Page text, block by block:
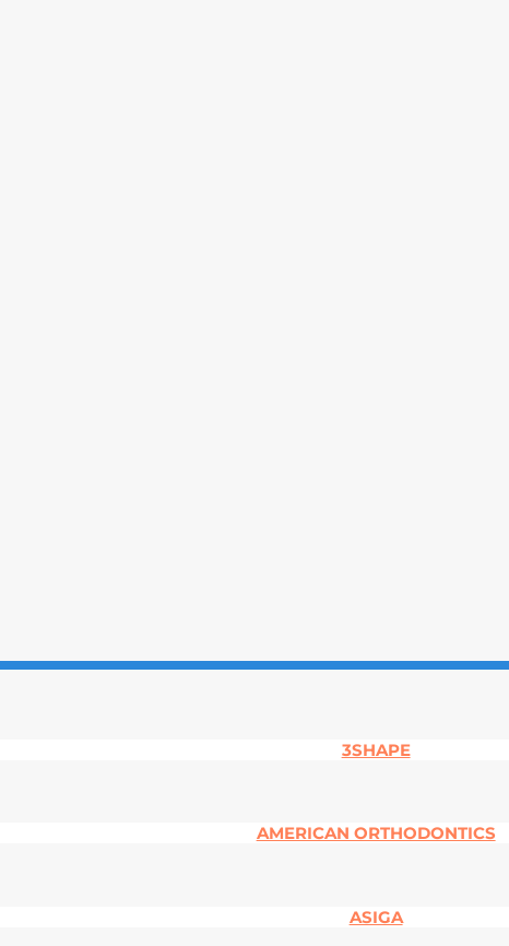
3SHAPE
AMERICAN ORTHODONTICS
ASIGA